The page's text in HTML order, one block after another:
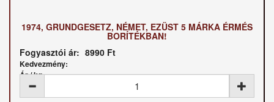
1974, GRUNDGESETZ, NÉMET, EZÜST 5 MÁRKA ÉRMÉS
BORÍTÉKBAN!
Fogyasztói ár: 8990 Ft
Kedvezmény:
Ár / kg: